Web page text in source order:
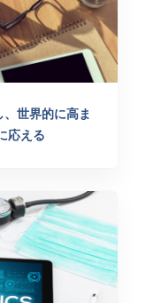
世界的に高ま
応える